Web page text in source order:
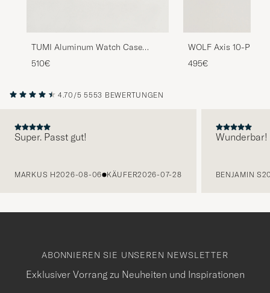
TUMI Aluminum Watch Case
Silver
510€
WOLF Axis 10-Piece
Copper
495€
4.70/5 5553 BEWERTUNGEN
Super. Passt gut!
MARKUS H2026-08-06 KÄUFER2026-07-28
Wunderbar!
BENJAMIN S
ABONNIEREN SIE UNSEREN NEWSLETTER
Exklusiver Vorrang zu Neuheiten und Inspirationen